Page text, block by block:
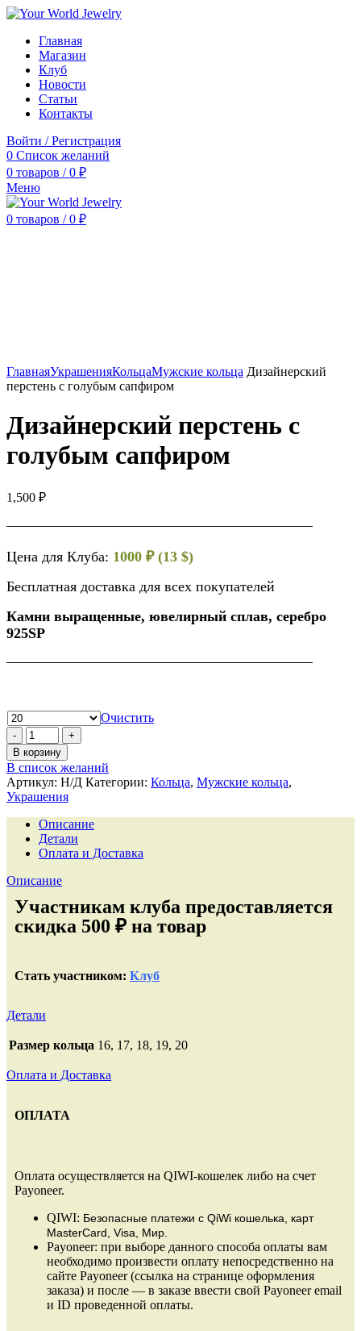
Главная
Магазин
Клуб
Новости
Статьи
Контакты
Войти / Регистрация
0 Список желаний
0 товаров / 0 ₽
Меню
0 товаров / 0 ₽
ГлавнаяУкрашенияКольцаМужские кольца Дизайнерский
перстень с голубым сапфиром
Дизайнерский перстень с
голубым сапфиром
1,500 ₽
Цена для Клуба: 1000 ₽ (13 $)
Бесплатная доставка для всех покупателей
Камни выращенные, ювелирный сплав, серебро
925SP
Очистить
В корзину
В список желаний
Артикул: Н/Д Категории: Кольца, Мужские кольца,
Украшения
Описание
Детали
Оплата и Доставка
Описание
Участникам клуба предоставляется
скидка 500 ₽ на товар
Стать участником: Клуб
Детали
Размер кольца 16, 17, 18, 19, 20
Оплата и Доставка
ОПЛАТА
Оплата осуществляется на QIWI-кошелек либо на счет
Payoneer.
QIWI: Безопасные платежи с QiWi кошелька, карт
MasterCard, Visa, Мир.
Payoneer: при выборе данного способа оплаты вам
необходимо произвести оплату непосредственно на
сайте Payoneer (ссылка на странице оформления
заказа) и после — в заказе ввести свой Payoneer email
и ID проведенной оплаты.